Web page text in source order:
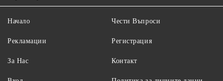
Начало
Рекламации
За Нас
Чести Въпроси
Регистрация
Контакт